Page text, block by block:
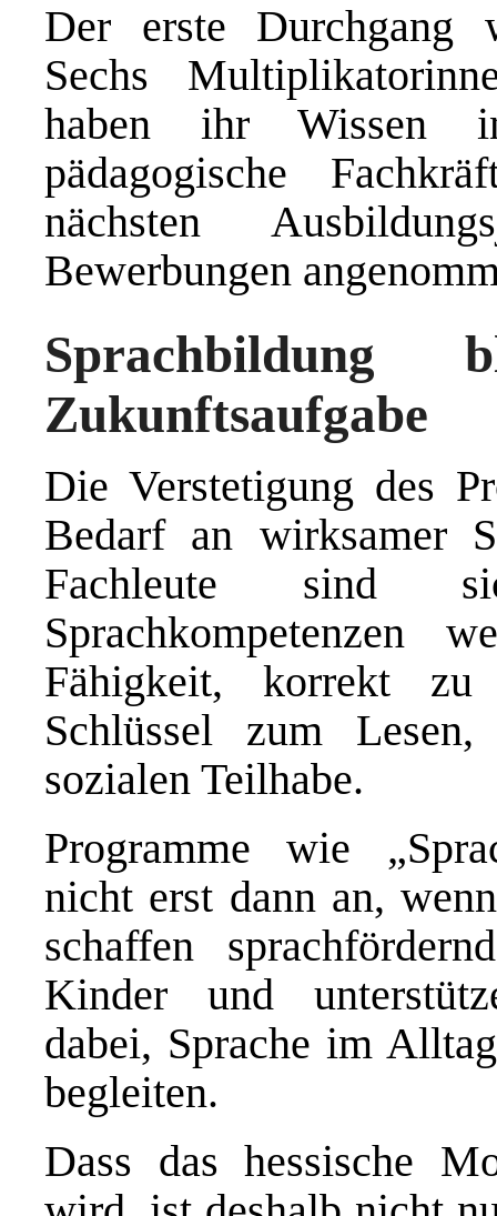
Der erste Durchgang
Sechs
haben ihr Wissen
pädagogische
nächsten
Bewerbungen
Sprachbildung
Zukunftsaufgabe
Die Verstetigung des
Bedarf an wirksamer
Fachleute sind
Sprachkompetenzen
Fähigkeit, korrekt
Schlüssel zum
sozialen Teilhabe.
Programme wie
nicht erst dann an,
schaffen
Kinder und
dabei, Sprache im
begleiten.
Dass das hessische